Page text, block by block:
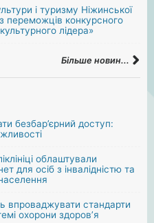
і туризму Ніжинської
переможців конкурсного
лідера»
Більше новин...
безбар’єрний доступ:
облаштували
для осіб з інвалідністю та
впроваджувати стандарти
охорони здоров’я